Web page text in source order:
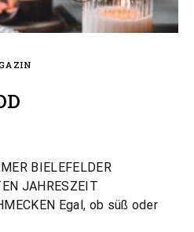
BIELEFELDER
JAHRESZEIT
Egal, ob süß oder